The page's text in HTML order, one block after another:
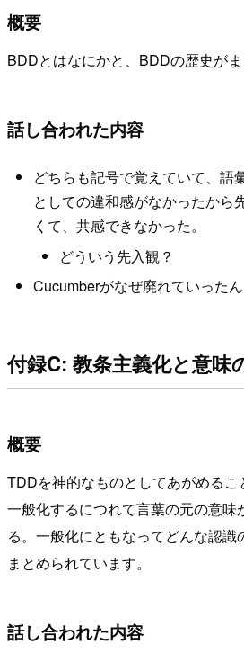
概要
BDDとはなにかと、BDDの歴史がま
話し合われた内容
どちらも記号で覚えていて、語
としての違和感がなかったから
くて、共感できなかった。
どういう先入観？
Cucumberがなぜ廃れていった
付録C: 教条主義化と意味
概要
TDDを神的なものとしてあがめる
一般化するにつれて言葉の元の意味
る。一般化にともなってどんな認
まとめられています。
話し合われた内容